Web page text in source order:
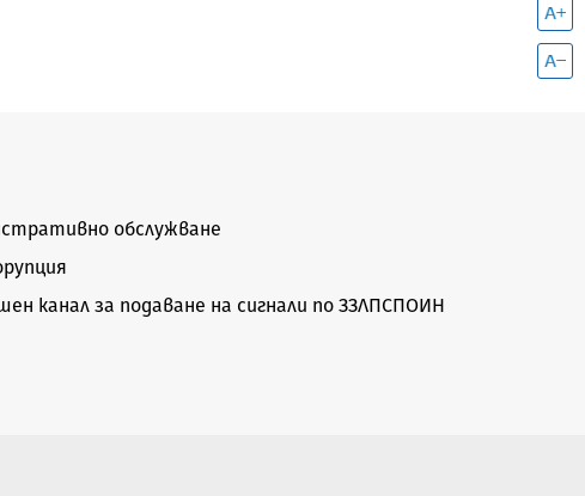
обслужване
канал за подаване на сигнали по ЗЗЛПСПОИН